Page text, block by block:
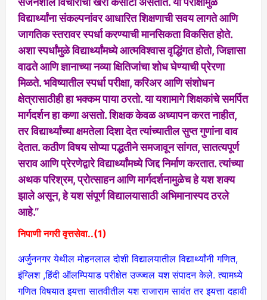
विद्यार्थ्यांना संकल्पनांवर आधारित शिक्षणाची सवय लागते आणि
जागतिक स्तरावर स्पर्धा करण्याची मानसिकता विकसित होते.
अशा स्पर्धांमुळे विद्यार्थ्यांमध्ये आत्मविश्वास वृद्धिंगत होतो, जिज्ञासा
वाढते आणि ज्ञानाच्या नव्या क्षितिजांचा शोध घेण्याची प्रेरणा
मिळते. भविष्यातील स्पर्धा परीक्षा, करिअर आणि संशोधन
क्षेत्रासाठीही हा भक्कम पाया ठरतो. या यशामागे शिक्षकांचे समर्पित
मार्गदर्शन हा कणा असतो. शिक्षक केवळ अध्यापन करत नाहीत,
तर विद्यार्थ्यांच्या क्षमतेला दिशा देत त्यांच्यातील सुप्त गुणांना वाव
देतात. कठीण विषय सोप्या पद्धतीने समजावून सांगत, सातत्यपूर्ण
सराव आणि प्रेरणेद्वारे विद्यार्थ्यांमध्ये जिद्द निर्माण करतात. त्यांच्या
अथक परिश्रम, प्रोत्साहन आणि मार्गदर्शनामुळेच हे यश शक्य
झाले असून, हे यश संपूर्ण विद्यालयासाठी अभिमानास्पद ठरले
आहे.”
निपाणी नगरी वृत्तसेवा..(1)
अर्जुननगर येथील मोहनलाल दोशी विद्यालयातील विद्यार्थ्यांनी गणित,
इंग्लिश ,हिंदी ऑलम्पियाड परीक्षेत उज्ज्वल यश संपादन केले. त्यामध्ये
गणित विषयात इयत्ता सातवीतील यश राजाराम सावंत तर इयत्ता दहावी